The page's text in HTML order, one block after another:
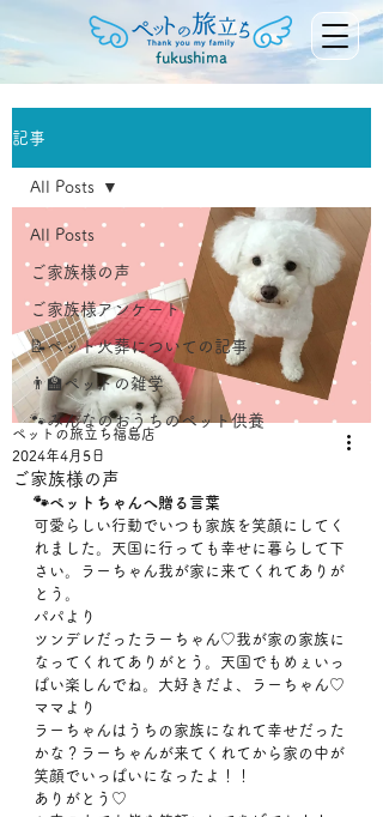
fukushima
記事
All Posts
ご家族様の声
ご家族様アンケート
📝ペット火葬についての記事
👨‍🏫ペットの雑学
🐾みんなのおうちのペット供養
All Posts
ご家族様の声
ペットの旅立ち福島店
2024年4月5日
🐾ペットちゃんへ贈る言葉
可愛らしい行動でいつも家族を笑顔にしてく
れました。天国に行っても幸せに暮らして下
さい。ラーちゃん我が家に来てくれてありが
とう。
パパより
ツンデレだったラーちゃん♡我が家の家族に
なってくれてありがとう。天国でもめぇいっ
ぱい楽しんでね。大好きだよ、ラーちゃん♡
ママより
ラーちゃんはうちの家族になれて幸せだった
かな？ラーちゃんが来てくれてから家の中が
笑顔でいっぱいになったよ！！
ありがとう♡